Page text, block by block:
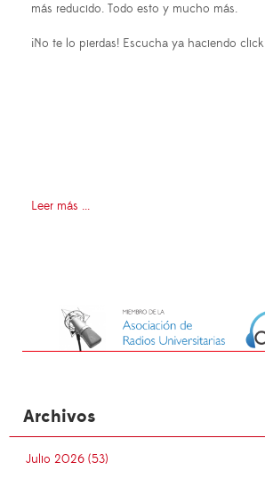
más reducido. Todo esto y mucho más.
¡No te lo pierdas! Escucha ya haciendo click
Leer más ...
Archivos
Julio 2026 (53)